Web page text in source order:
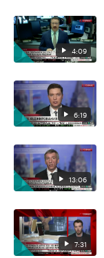
4:09
6:19
13:06
7:31